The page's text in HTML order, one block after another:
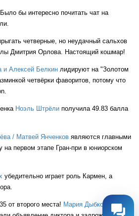
бы интересно почитать чат на
четверные, но неудачный сальхов
Дмитрия Орлова. Настоящий кошмар!
и Алексей Белкин лидируют на "Золотом
четвёрки фаворитов, потому что
Ноэль Штрёли получила 49.83 балла
/ Матвей Янченков являются главными
на первом этапе Гран-при в юниорском
убедительно играет роль Кармен, а
от второго места! Мария Дыбкова и